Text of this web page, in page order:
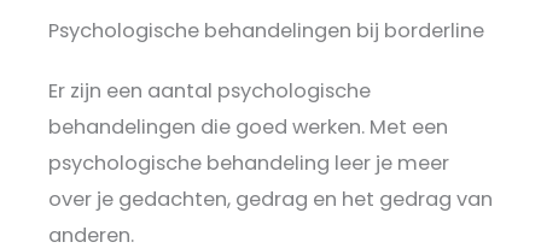
Psychologische behandelingen bij borderline
Er zijn een aantal psychologische
behandelingen die goed werken. Met een
psychologische behandeling leer je meer
over je gedachten, gedrag en het gedrag van
anderen.